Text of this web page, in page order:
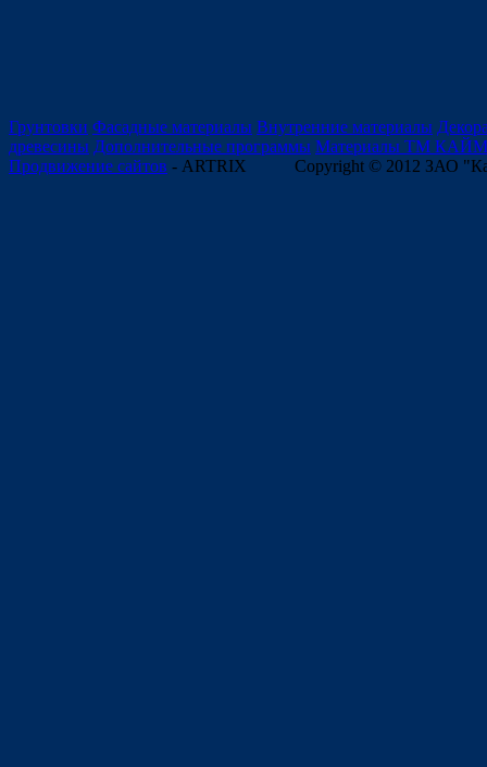
Грунтовки Фасадные материалы Внутренние материалы
древесины Дополнительные программы Материалы ТМ
Продвижение сайтов - ARTRIX Copyright © 2012 ЗАО